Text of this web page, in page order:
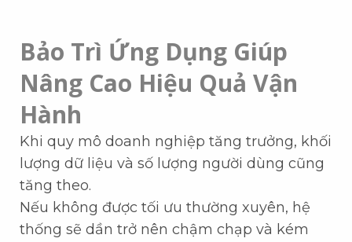
Bảo Trì Ứng Dụng Giúp
Nâng Cao Hiệu Quả Vận
Hành
Khi quy mô doanh nghiệp tăng trưởng, khối
lượng dữ liệu và số lượng người dùng cũng
tăng theo.
Nếu không được tối ưu thường xuyên, hệ
thống sẽ dần trở nên chậm chạp và kém